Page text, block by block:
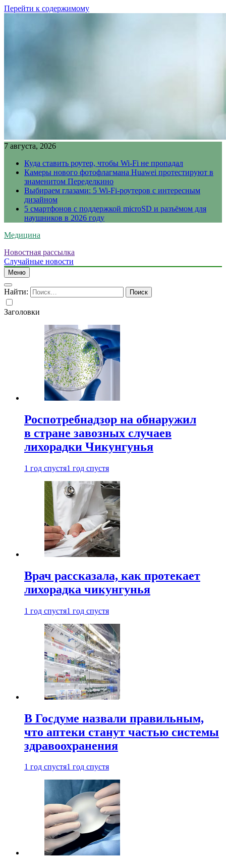
Перейти к содержимому
7 августа, 2026
Куда ставить роутер, чтобы Wi-Fi не пропадал
Камеры нового фотофлагмана Huawei протестируют в
знаменитом Переделкино
Выбираем глазами: 5 Wi-Fi-роутеров с интересным
дизайном
5 смартфонов с поддержкой microSD и разъёмом для
наушников в 2026 году
Медицина
Новостная рассылка
Случайные новости
Меню
Найти:
Заголовки
Роспотребнадзор на обнаружил
в стране завозных случаев
лихорадки Чикунгунья
1 год спустя1 год спустя
Врач рассказала, как протекает
лихорадка чикунгунья
1 год спустя1 год спустя
В Госдуме назвали правильным,
что аптеки станут частью системы
здравоохранения
1 год спустя1 год спустя